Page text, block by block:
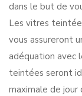
dans le but de
Les vitres
vous assureront
adéquation avec
teintées seront
maximale de